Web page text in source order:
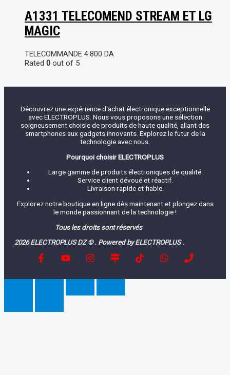
A1331 TELECOMEND STREAM ET LG
MAGIC
TELECOMMANDE 4.800 DA
Rated 0 out of 5
Découvrez une expérience d'achat électronique exceptionnelle
avec ELECTROPLUS. Nous vous proposons une sélection
soigneusement choisie de produits de haute qualité, allant des
smartphones aux gadgets innovants. Explorez le futur de la
technologie avec nous.
Pourquoi choisir ELECTROPLUS
Large gamme de produits électroniques de qualité.
Service client dévoué et réactif.
Livraison rapide et fiable.
Explorez notre boutique en ligne dès maintenant et plongez dans
le monde passionnant de la technologie !
Tous les droits sont réservés
2026 ELECTROPLUS DZ © . Powered by ELECTROPLUS .